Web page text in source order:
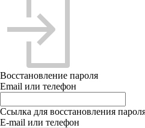
Восстановление пароля
Email или телефон
Ссылка для восстановления
E-mail или телефон